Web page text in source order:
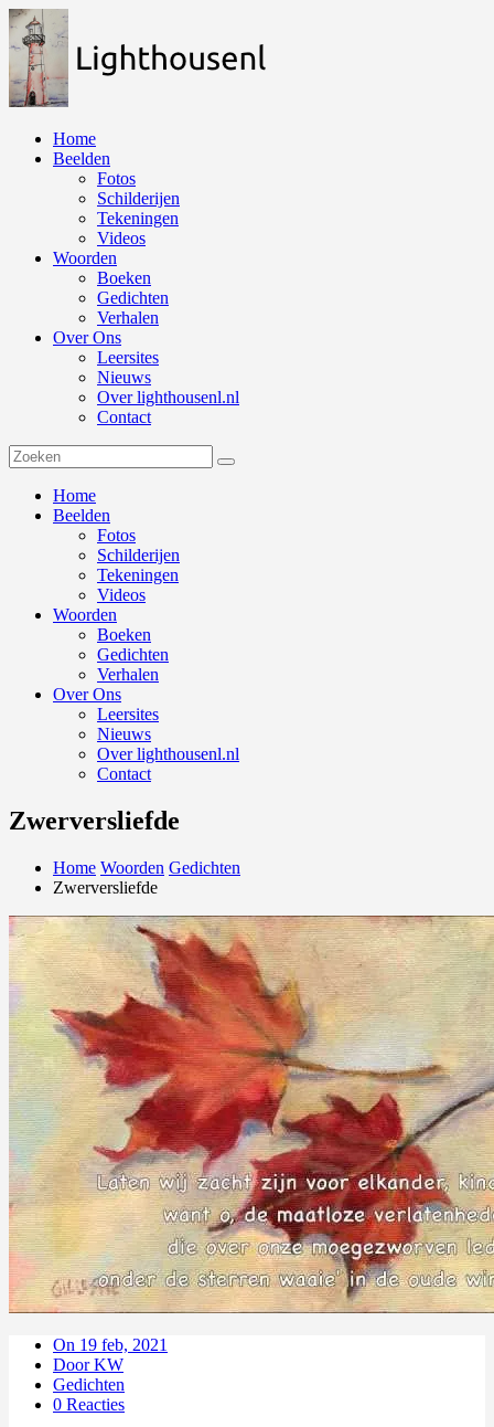
Naar
de
inhoud
springen
Home
Beelden
Fotos
Schilderijen
Tekeningen
Videos
Woorden
Boeken
Gedichten
Verhalen
Over Ons
Leersites
Nieuws
Over lighthousenl.nl
Contact
Home
Beelden
Fotos
Schilderijen
Tekeningen
Videos
Woorden
Boeken
Gedichten
Verhalen
Over Ons
Leersites
Nieuws
Over lighthousenl.nl
Contact
Zwerversliefde
Home Woorden Gedichten
Zwerversliefde
On 19 feb, 2021
Door KW
Gedichten
0 Reacties